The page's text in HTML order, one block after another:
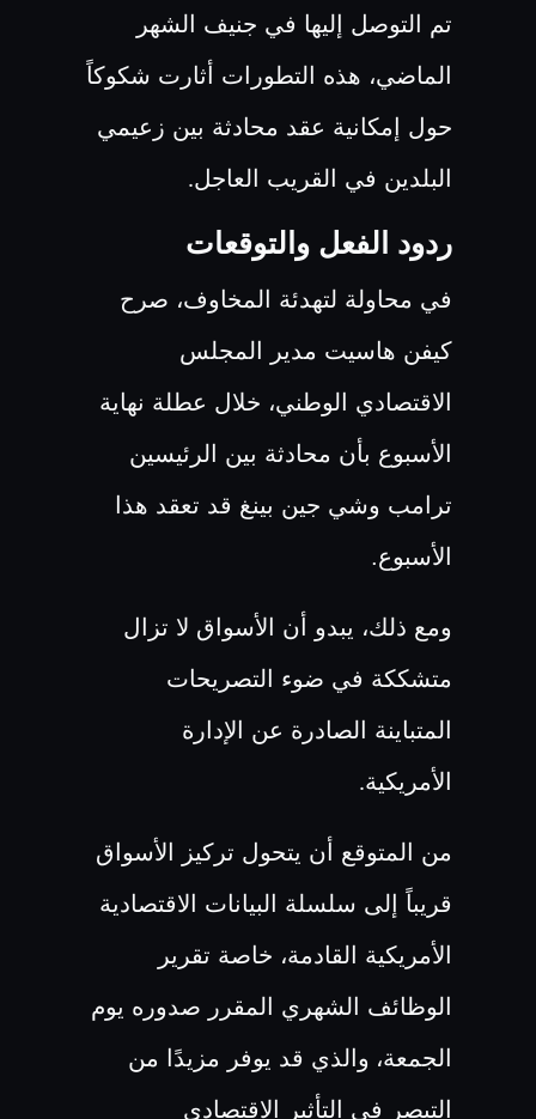
تم التوصل إليها في جنيف الشهر
الماضي، هذه التطورات أثارت شكوكاً
حول إمكانية عقد محادثة بين زعيمي
البلدين في القريب العاجل.
ردود الفعل والتوقعات
في محاولة لتهدئة المخاوف، صرح
كيفن هاسيت مدير المجلس
الاقتصادي الوطني، خلال عطلة نهاية
الأسبوع بأن محادثة بين الرئيسين
ترامب وشي جين بينغ قد تعقد هذا
الأسبوع.
ومع ذلك، يبدو أن الأسواق لا تزال
متشككة في ضوء التصريحات
المتباينة الصادرة عن الإدارة
الأمريكية.
من المتوقع أن يتحول تركيز الأسواق
قريباً إلى سلسلة البيانات الاقتصادية
الأمريكية القادمة، خاصة تقرير
الوظائف الشهري المقرر صدوره يوم
الجمعة، والذي قد يوفر مزيدًا من
التبصر في التأثير الاقتصادي